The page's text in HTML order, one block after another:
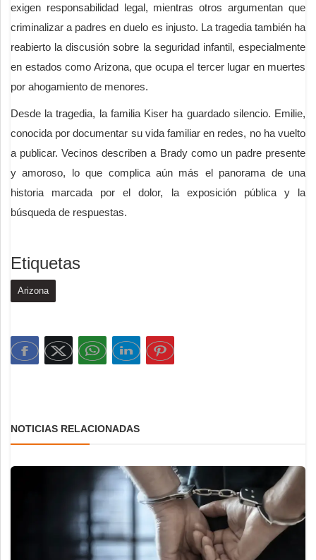
exigen responsabilidad legal, mientras otros argumentan que
criminalizar a padres en duelo es injusto. La tragedia también ha
reabierto la discusión sobre la seguridad infantil, especialmente
en estados como Arizona, que ocupa el tercer lugar en muertes
por ahogamiento de menores.
Desde la tragedia, la familia Kiser ha guardado silencio. Emilie,
conocida por documentar su vida familiar en redes, no ha vuelto
a publicar. Vecinos describen a Brady como un padre presente
y amoroso, lo que complica aún más el panorama de una
historia marcada por el dolor, la exposición pública y la
búsqueda de respuestas.
Etiquetas
Arizona
NOTICIAS RELACIONADAS